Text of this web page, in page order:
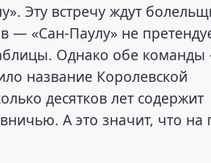
Эту встречу ждут
— «Сан-Паулу» не
Однако обе
название Королевской
десятков лет содержит
А это значит, что на